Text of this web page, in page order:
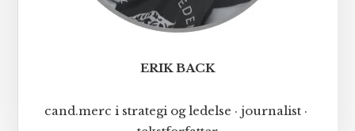
ERIK BACK
cand.merc i strategi og ledelse · journalist ·